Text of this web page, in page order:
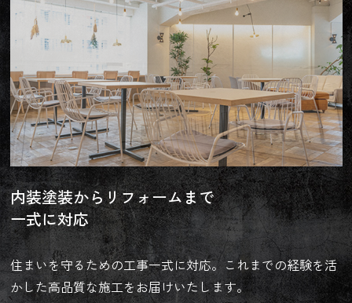
内装塗装からリフォームまで
一式に対応
住まいを守るための工事一式に対応。これまでの経験を活
かした高品質な施工をお届けいたします。